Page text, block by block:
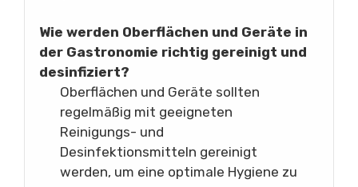
Wie werden Oberflächen und Geräte in
der Gastronomie richtig gereinigt und
desinfiziert?
Oberflächen und Geräte sollten
regelmäßig mit geeigneten
Reinigungs- und
Desinfektionsmitteln gereinigt
werden, um eine optimale Hygiene zu